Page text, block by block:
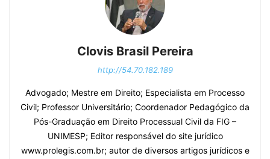
Clovis Brasil Pereira
http://54.70.182.189
Advogado; Mestre em Direito; Especialista em Processo
Civil; Professor Universitário; Coordenador Pedagógico da
Pós-Graduação em Direito Processual Civil da FIG –
UNIMESP; Editor responsável do site jurídico
www.prolegis.com.br; autor de diversos artigos jurídicos e